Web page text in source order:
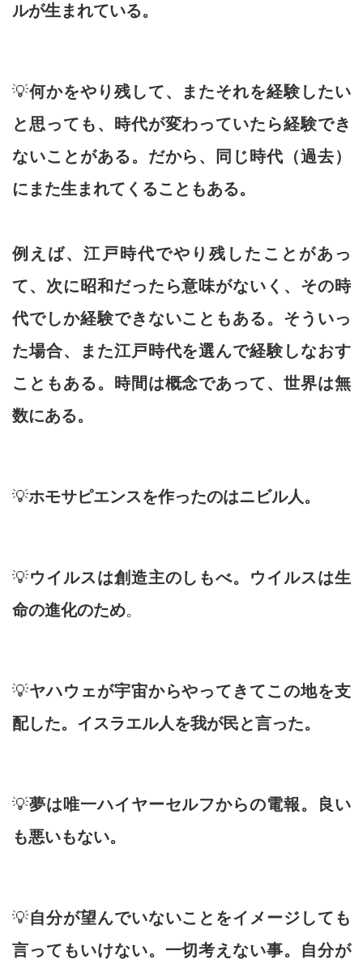
ルが生まれている。
💡何かをやり残して、またそれを経験したい
と思っても、時代が変わっていたら経験でき
ないことがある。だから、同じ時代（過去）
にまた生まれてくることもある。
例えば、江戸時代でやり残したことがあっ
て、次に昭和だったら意味がないく、その時
代でしか経験できないこともある。そういっ
た場合、また江戸時代を選んで経験しなおす
こともある。時間は概念であって、世界は無
数にある。
💡ホモサピエンスを作ったのはニビル人。
💡ウイルスは創造主のしもべ。ウイルスは生
命の進化のため。
💡ヤハウェが宇宙からやってきてこの地を支
配した。イスラエル人を我が民と言った。
💡夢は唯一ハイヤーセルフからの電報。良い
も悪いもない。
💡自分が望んでいないことをイメージしても
言ってもいけない。一切考えない事。自分が